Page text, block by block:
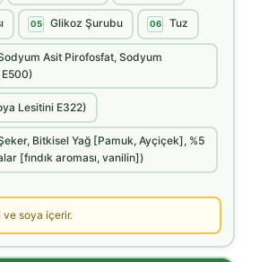
05 Glikoz Şurubu 06 Tuz
Asit Pirofosfat, Sodyum
Lesitini E322)
Bitkisel Yağ [Pamuk, Ayçiçek], %5
[fındık aroması, vanilin])
ve soya içerir.